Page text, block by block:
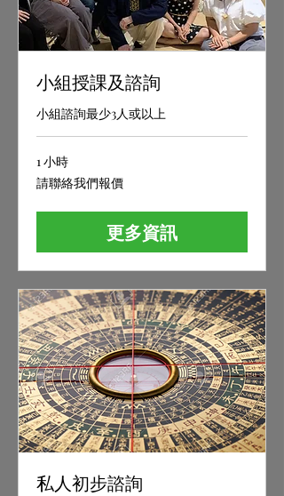
小組授課及諮詢
小組諮詢最少3人或以上
1 小時
請
聯
價
請聯絡我們報價
更多資訊
私人初步諮詢